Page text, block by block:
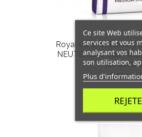
Royal Canin Veterinary
NEUTERED Adult
Prix
63,90 CHF
Ce site Web
services et vous
analysant vos
son utilisation,
Plus